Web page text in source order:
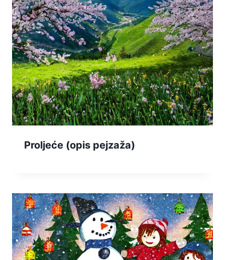
Proljeće (opis pejzaža)